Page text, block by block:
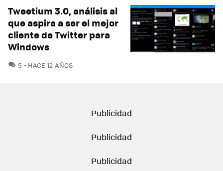
Tweetium 3.0, análisis al
que aspira a ser el mejor
cliente de Twitter para
Windows
5 COMENTARIOS
HACE 12 AÑOS